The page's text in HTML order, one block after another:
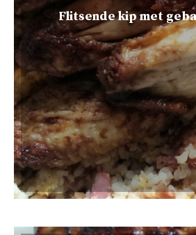
Flitsende kip met